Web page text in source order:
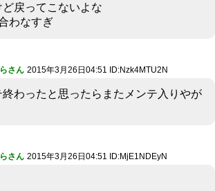
戻ってこないよな
わなすぎ
さん 2015年3月26日04:51 ID:Nzk4MTU2N
わったと思ったらまたメンテ入りやが
さん 2015年3月26日04:51 ID:MjE1NDEyN